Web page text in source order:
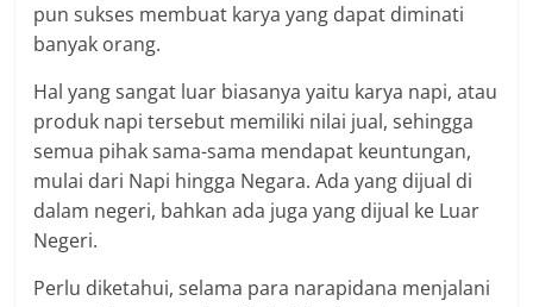
pun sukses membuat karya yang dapat diminati
banyak orang.
Hal yang sangat luar biasanya yaitu karya napi, atau
produk napi tersebut memiliki nilai jual, sehingga
semua pihak sama-sama mendapat keuntungan,
mulai dari Napi hingga Negara. Ada yang dijual di
dalam negeri, bahkan ada juga yang dijual ke Luar
Negeri.
Perlu diketahui, selama para narapidana menjalani